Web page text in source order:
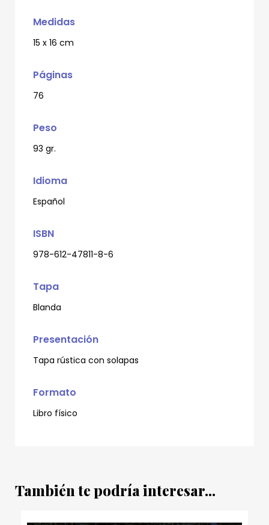
Medidas
15 x 16 cm
Páginas
76
Peso
93 gr.
Idioma
Español
ISBN
978-612-47811-8-6
Tapa
Blanda
Presentación
Tapa rústica con solapas
Formato
Libro físico
También te podría interesar...